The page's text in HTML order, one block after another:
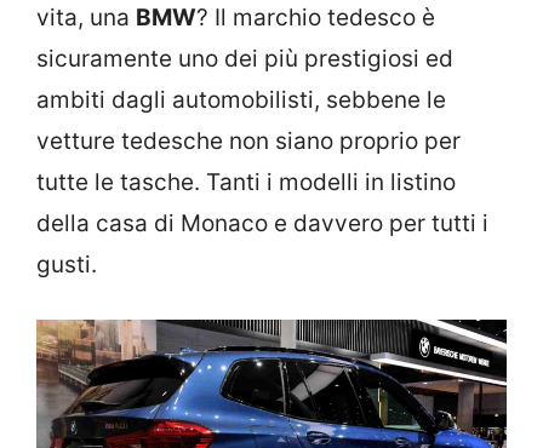
vita, una BMW? Il marchio tedesco è
sicuramente uno dei più prestigiosi ed
ambiti dagli automobilisti, sebbene le
vetture tedesche non siano proprio per
tutte le tasche. Tanti i modelli in listino
della casa di Monaco e davvero per tutti i
gusti.